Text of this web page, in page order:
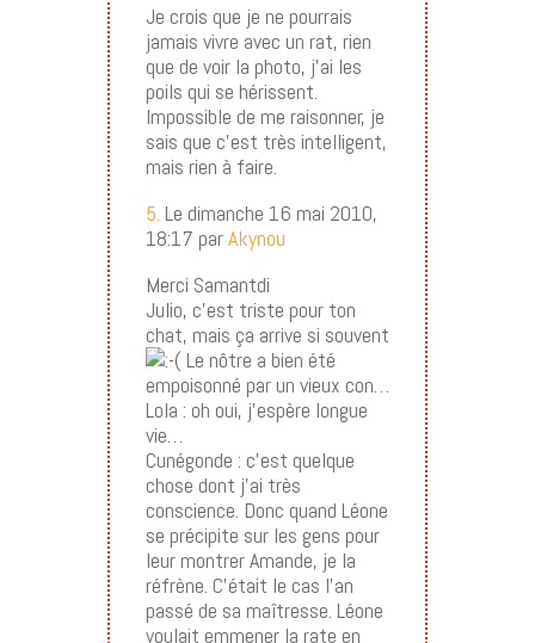
Je crois que je ne pourrais
jamais vivre avec un rat, rien
que de voir la photo, j’ai les
poils qui se hérissent.
Impossible de me raisonner, je
sais que c’est très intelligent,
mais rien à faire.
5. Le dimanche 16 mai 2010,
18:17 parAkynou
Merci Samantdi
Julio, c’est triste pour ton
chat, mais ça arrive si souvent
Le nôtre a bien été
empoisonné par un vieux con…
Lola : oh oui, j’espère longue
vie…
Cunégonde : c’est quelque
chose dont j’ai très
conscience. Donc quand Léone
se précipite sur les gens pour
leur montrer Amande, je la
réfrène. C’était le cas l’an
passé de sa maîtresse. Léone
voulait emmener la rate en